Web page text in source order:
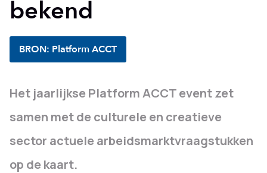
bekend
BRON: Platform ACCT
Het jaarlijkse Platform ACCT event zet
samen met de culturele en creatieve
sector actuele arbeidsmarktvraagstukken
op de kaart.